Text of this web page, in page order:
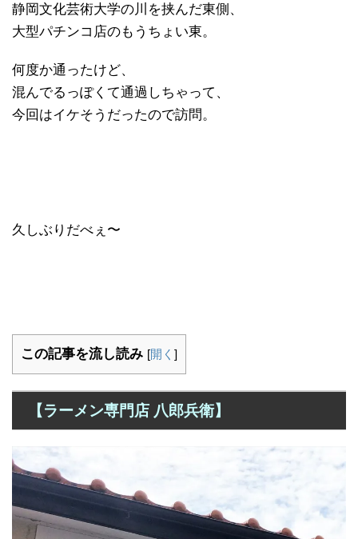
静岡文化芸術大学の川を挟んだ東側、
大型パチンコ店のもうちょい東。
何度か通ったけど、
混んでるっぽくて通過しちゃって、
今回はイケそうだったので訪問。
久しぶりだべぇ〜
この記事を流し読み [開く ]
【ラーメン専門店 八郎兵衛】